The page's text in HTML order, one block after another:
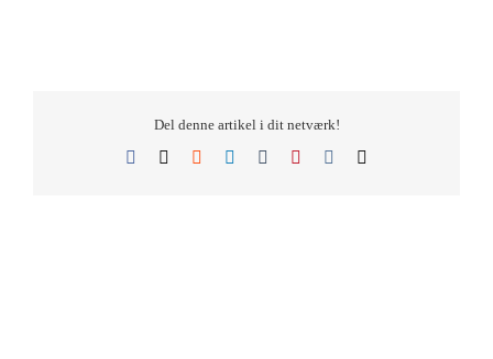
Del denne artikel i dit netværk!
Facebook Reddit LinkedIn
TumblrPinterest